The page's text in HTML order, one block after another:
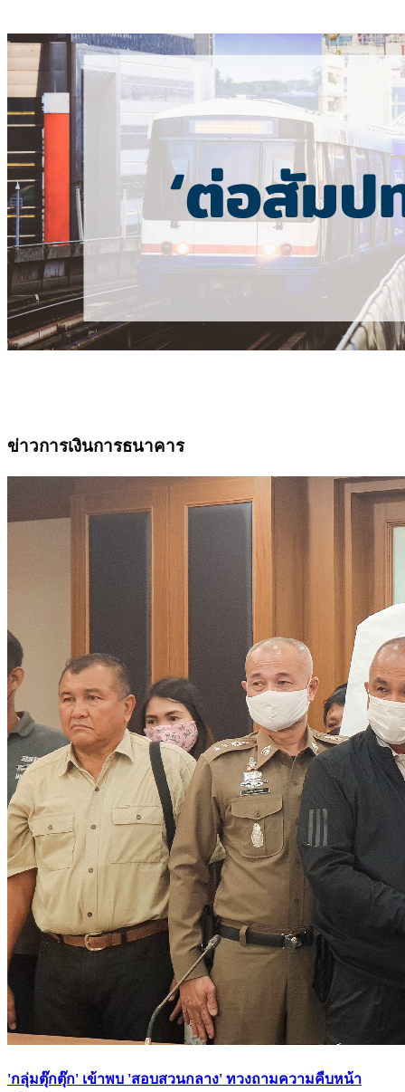
ข่าวการเงินการธนาคาร
'กลุ่มตุ๊กตุ๊ก' เข้าพบ 'สอบสวนกลาง' ทวงถามความคืบหน้า